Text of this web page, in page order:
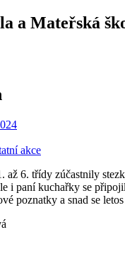
a Mateřská
akce
až 6. třídy zúčastnily
i paní kuchařky se
poznatky a snad se